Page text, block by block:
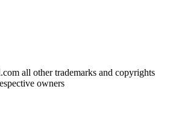
all other trademarks and copyrights
owners